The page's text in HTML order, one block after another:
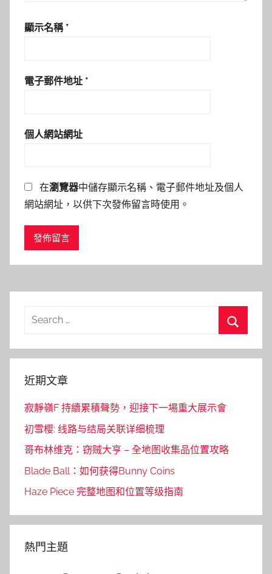
顯示名稱 *
電子郵件地址 *
個人網站網址
在瀏覽器中儲存顯示名稱、電子郵件地址及個人
網站網址，以供下次發佈留言時使用。
Search
近期文章
寂靜嶺F 持續累積聲勢，迎接下一場重大展示會
初雪樱: 线路与结局关联详细梳理
哥布林维克：窃贼大亨 – 全地图收集品位置攻略
Blade Ball：如何获得Bunny Coins
Haze Piece 完整地图和位置等级指南
熱門主題